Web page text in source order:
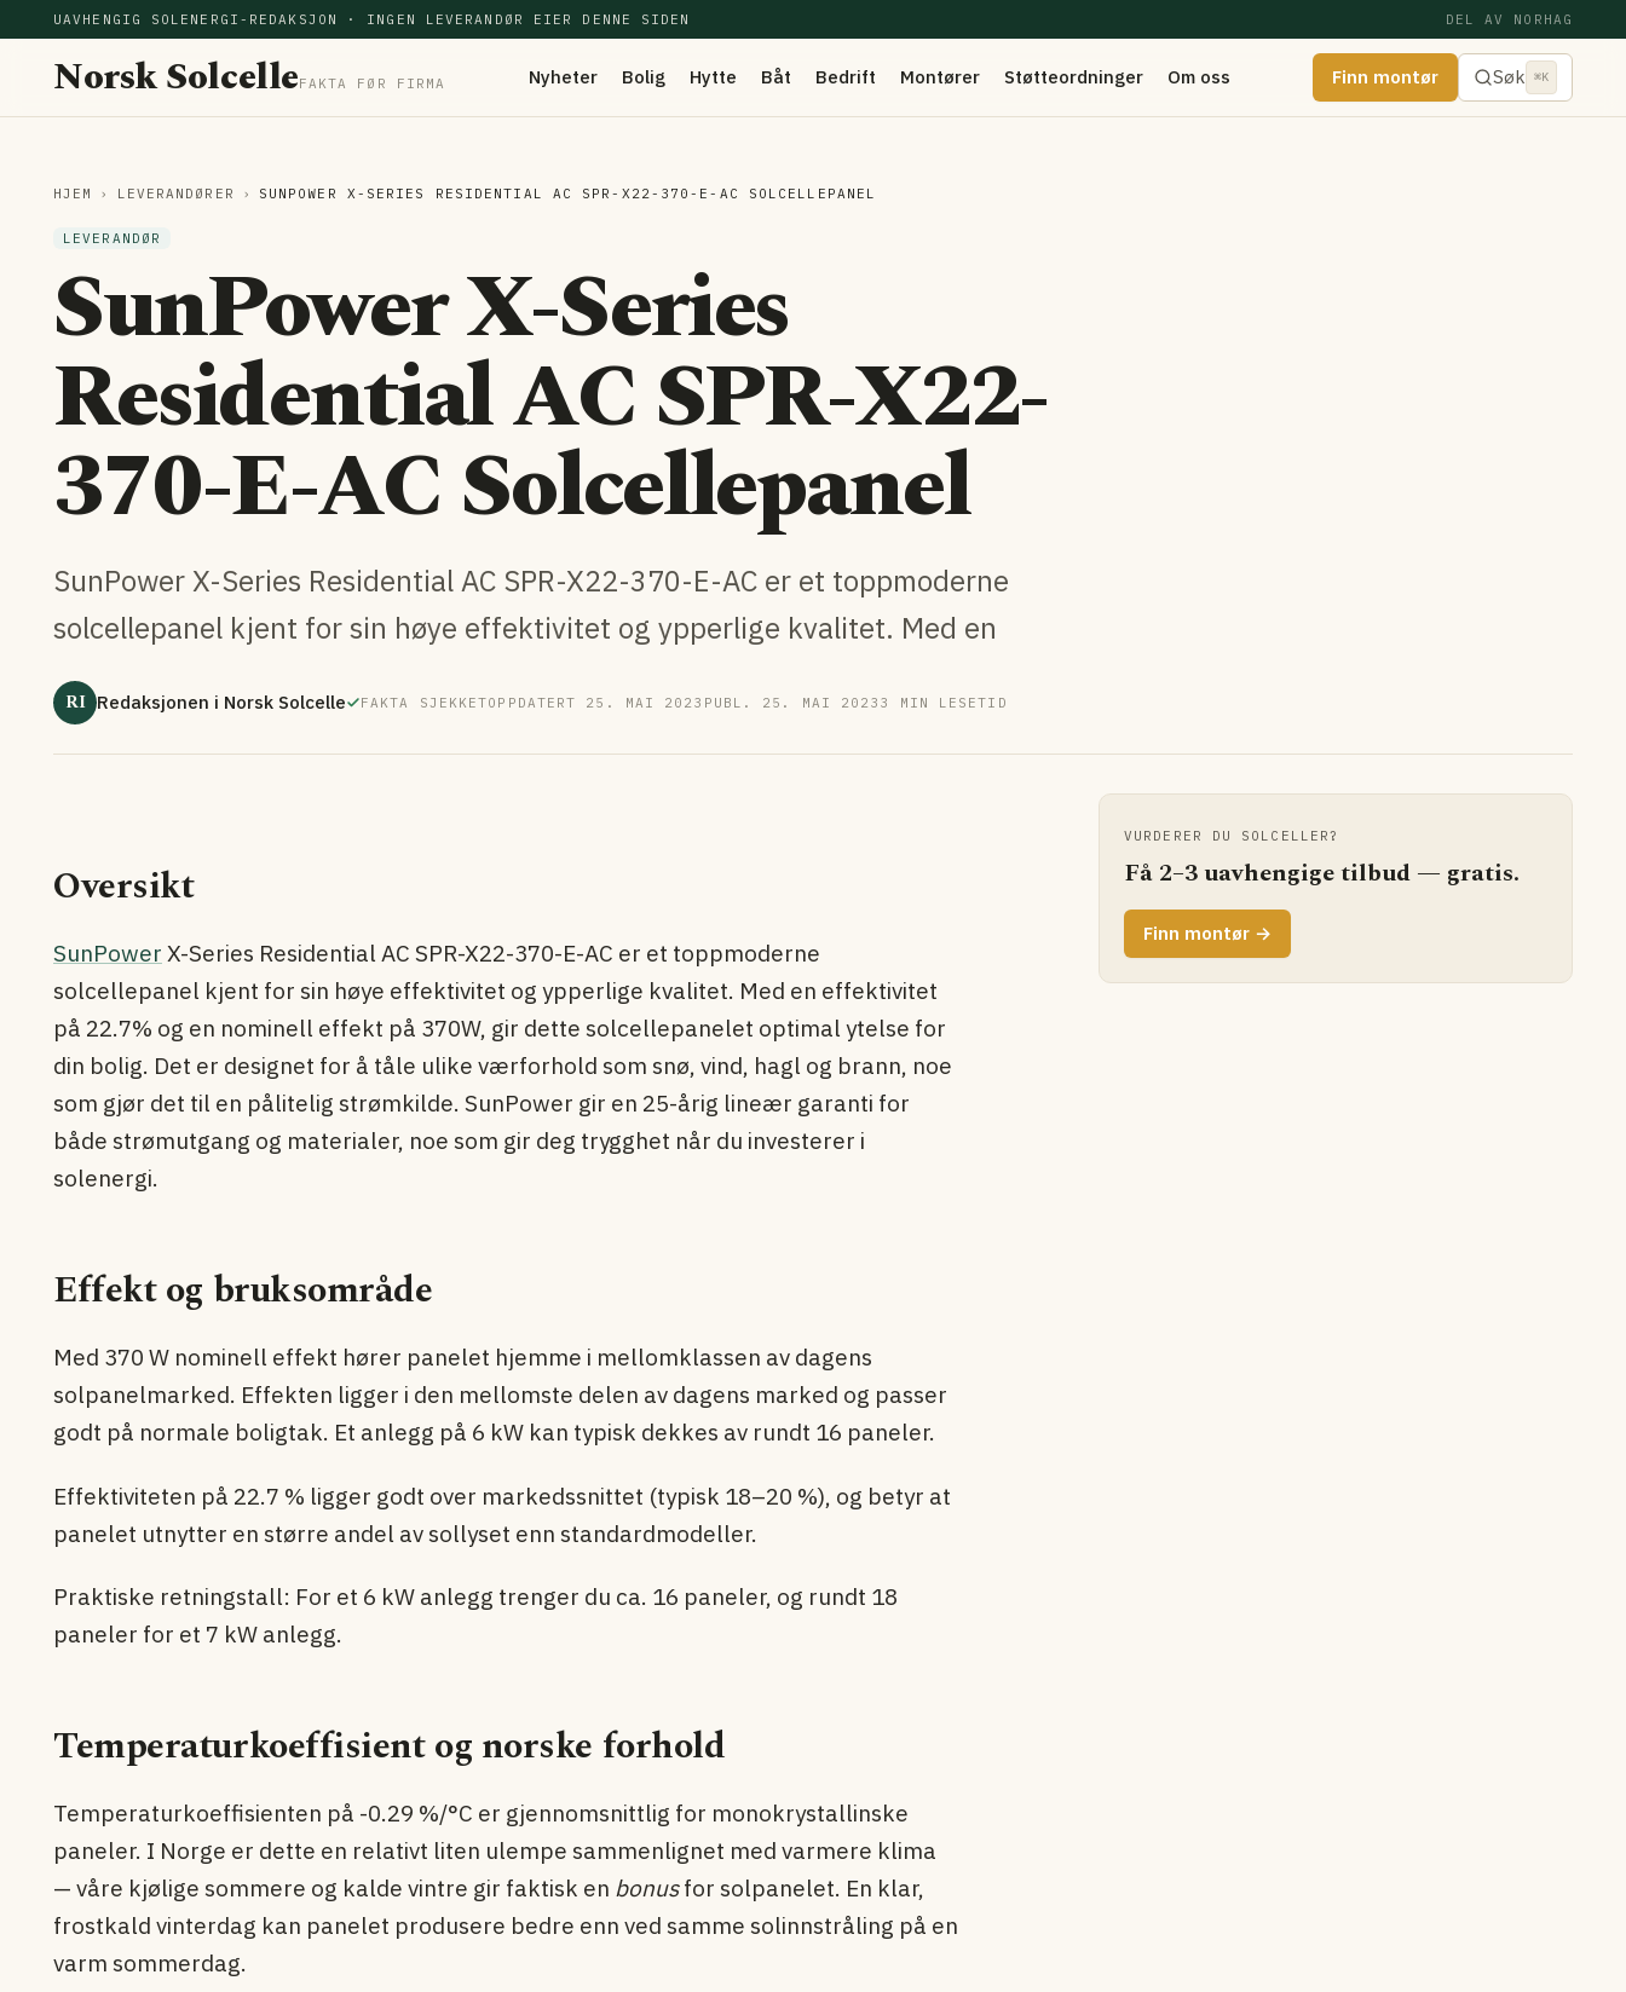
UAVHENGIG SOLENERGI-REDAKSJON · INGEN LEVERANDØR EIER DENNE SIDEN DEL AV NORHAG
Norsk SolcelleFAKTA FØR FIRMA Nyheter Bolig Hytte Båt Bedrift Montører Støtteordninger Om oss Finn montør Søk ⌘K
HJEM › LEVERANDØRER › SUNPOWER X-SERIES RESIDENTIAL AC SPR-X22-370-E-AC SOLCELLEPANEL
LEVERANDØR
SunPower X-Series
Residential AC SPR-X22-
370-E-AC Solcellepanel
SunPower X-Series Residential AC SPR-X22-370-E-AC er et toppmoderne
solcellepanel kjent for sin høye effektivitet og ypperlige kvalitet. Med en
RI Redaksjonen i Norsk Solcelle FAKTA SJEKKETOPPDATERT 25. MAI 2023 PUBL. 25. MAI 2023 3 MIN LESETID
VURDERER DU SOLCELLER?
Få 2–3 uavhengige tilbud — gratis.
Finn montør →
Oversikt
SunPower X-Series Residential AC SPR-X22-370-E-AC er et toppmoderne
solcellepanel kjent for sin høye effektivitet og ypperlige kvalitet. Med en effektivitet
på 22.7% og en nominell effekt på 370W, gir dette solcellepanelet optimal ytelse for
din bolig. Det er designet for å tåle ulike værforhold som snø, vind, hagl og brann, noe
som gjør det til en pålitelig strømkilde. SunPower gir en 25-årig lineær garanti for
både strømutgang og materialer, noe som gir deg trygghet når du investerer i
solenergi.
Effekt og bruksområde
Med 370 W nominell effekt hører panelet hjemme i mellomklassen av dagens
solpanel­marked. Effekten ligger i den mellomste delen av dagens marked og passer
godt på normale boligtak. Et anlegg på 6 kW kan typisk dekkes av rundt 16 paneler.
Effektiviteten på 22.7 % ligger godt over markedssnittet (typisk 18–20 %), og betyr at
panelet utnytter en større andel av sollyset enn standardmodeller.
Praktiske retningstall: For et 6 kW anlegg trenger du ca. 16 paneler, og rundt 18
paneler for et 7 kW anlegg.
Temperaturkoeffisient og norske forhold
Temperaturkoeffisienten på -0.29 %/°C er gjennomsnittlig for monokrystallinske
paneler. I Norge er dette en relativt liten ulempe sammenlignet med varmere klima
— våre kjølige sommere og kalde vintre gir faktisk en bonusfor solpanelet. En klar,
frostkald vinterdag kan panelet produsere bedre enn ved samme solinnstråling på en
varm sommerdag.